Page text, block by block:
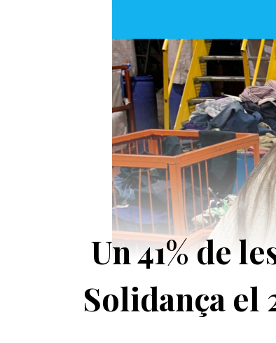
Un 41% de
Solidança el